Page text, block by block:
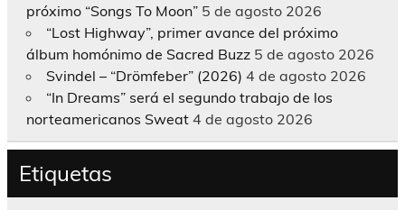
próximo “Songs To Moon” 5 de agosto 2026
“Lost Highway”, primer avance del próximo
álbum homónimo de Sacred Buzz 5 de agosto 2026
Svindel – “Drömfeber” (2026) 4 de agosto 2026
“In Dreams” será el segundo trabajo de los
norteamericanos Sweat 4 de agosto 2026
Etiquetas